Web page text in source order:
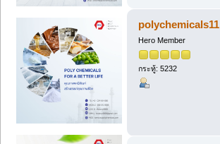
polychemicals11
Hero Member
กระทู้: 5232